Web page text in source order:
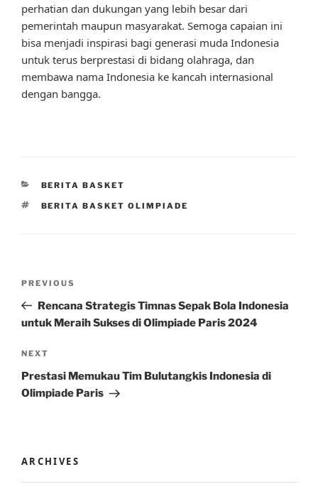
perhatian dan dukungan yang lebih besar dari
pemerintah maupun masyarakat. Semoga capaian ini
bisa menjadi inspirasi bagi generasi muda Indonesia
untuk terus berprestasi di bidang olahraga, dan
membawa nama Indonesia ke kancah internasional
dengan bangga.
CATEGORIES
BERITA BASKET
TAGS
BERITA BASKET OLIMPIADE
Previous
Post
PREVIOUS
Rencana Strategis Timnas Sepak Bola Indonesia
untuk Meraih Sukses di Olimpiade Paris 2024
Next
Post
NEXT
Prestasi Memukau Tim Bulutangkis Indonesia di
Olimpiade Paris
ARCHIVES